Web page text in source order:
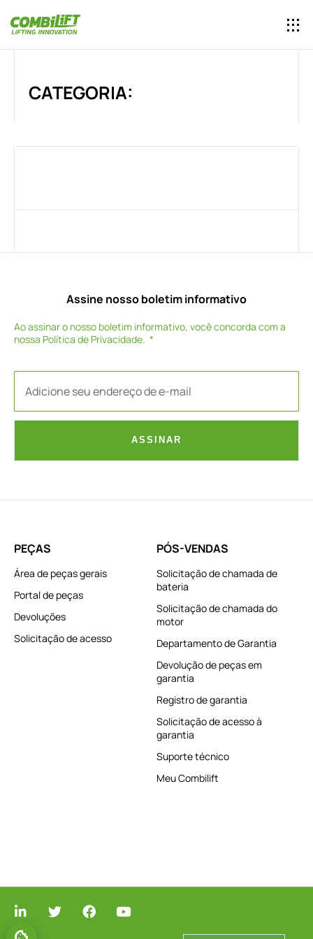
CATEGORIA:
Assine nosso boletim informativo
Ao assinar o nosso boletim informativo, você concorda com a
nossa Política de Privacidade.
ASSINAR
PEÇAS
Área de peças gerais
Portal de peças
Devoluções
Solicitação de acesso
PÓS-VENDAS
Solicitação de chamada de
bateria
Solicitação de chamada do
motor
Departamento de Garantia
Devolução de peças em
garantia
Registro de garantia
Solicitação de acesso à
garantia
Suporte técnico
Meu Combilift